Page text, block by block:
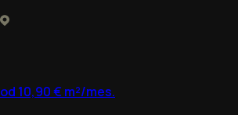
od 10,90 € m²/mes.